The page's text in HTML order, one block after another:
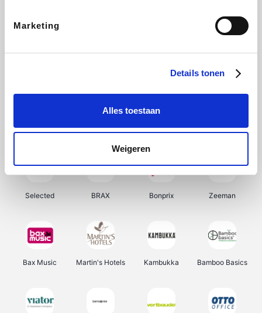
Marketing
Details tonen
Alles toestaan
Weigeren
Samsung My Jewellery Delonghi Tennis Point
Selected BRAX Bonprix Zeeman
Bax Music Martin's Hotels Kambukka Bamboo Basics